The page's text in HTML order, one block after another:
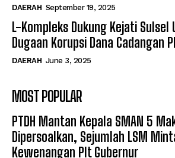
DAERAH September 19, 2025
L-Kompleks Dukung Kejati Sulsel
Dugaan Korupsi Dana Cadangan
DAERAH June 3, 2025
MOST POPULAR
PTDH Mantan Kepala SMAN 5
Dipersoalkan, Sejumlah LSM
Kewenangan Plt Gubernur